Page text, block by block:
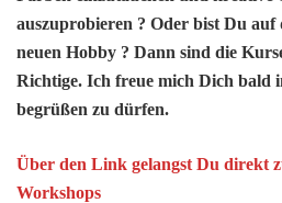
auszuprobieren ? Oder bist Du auf
neuen Hobby ? Dann sind die
Richtige. Ich freue mich Dich bald
begrüßen zu dürfen.
Über den Link gelangst Du direkt
Workshops